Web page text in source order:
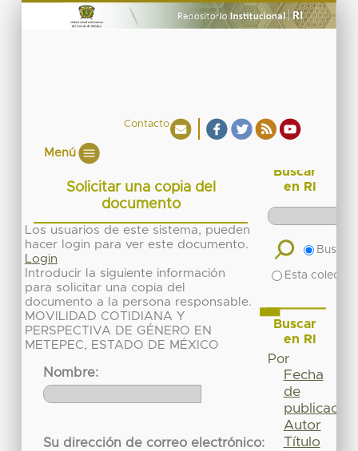
Contacto
Menú
Solicitar una copia del
documento
Los usuarios de este sistema, pueden
hacer login para ver este documento.
Login
Introducir la siguiente información
para solicitar una copia del
documento a la persona responsable.
MOVILIDAD COTIDIANA Y
PERSPECTIVA DE GÉNERO EN
METEPEC, ESTADO DE MÉXICO
Nombre:
Su dirección de correo electrónico:
Buscar
en RI
Buscar
Esta
Buscar
en RI
Por
Fecha
de
publicación
Autor
Título